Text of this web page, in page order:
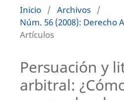
Inicio / Archivos /
Núm. 56 (2008): Derecho
Artículos
Persuación y
arbitral: